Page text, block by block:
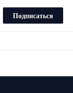
Подписаться